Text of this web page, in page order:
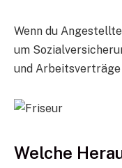
Wenn du
um
und Arbeitsverträge
Welche